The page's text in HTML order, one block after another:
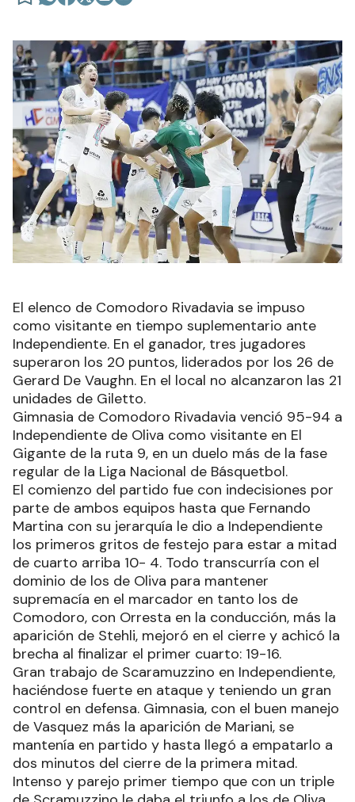
El elenco de Comodoro Rivadavia se impuso
como visitante en tiempo suplementario ante
Independiente. En el ganador, tres jugadores
superaron los 20 puntos, liderados por los 26 de
Gerard De Vaughn. En el local no alcanzaron las 21
unidades de Giletto.
Gimnasia de Comodoro Rivadavia venció 95-94 a
Independiente de Oliva como visitante en El
Gigante de la ruta 9, en un duelo más de la fase
regular de la Liga Nacional de Básquetbol.
El comienzo del partido fue con indecisiones por
parte de ambos equipos hasta que Fernando
Martina con su jerarquía le dio a Independiente
los primeros gritos de festejo para estar a mitad
de cuarto arriba 10- 4. Todo transcurría con el
dominio de los de Oliva para mantener
supremacía en el marcador en tanto los de
Comodoro, con Orresta en la conducción, más la
aparición de Stehli, mejoró en el cierre y achicó la
brecha al finalizar el primer cuarto: 19-16.
Gran trabajo de Scaramuzzino en Independiente,
haciéndose fuerte en ataque y teniendo un gran
control en defensa. Gimnasia, con el buen manejo
de Vasquez más la aparición de Mariani, se
mantenía en partido y hasta llegó a empatarlo a
dos minutos del cierre de la primera mitad.
Intenso y parejo primer tiempo que con un triple